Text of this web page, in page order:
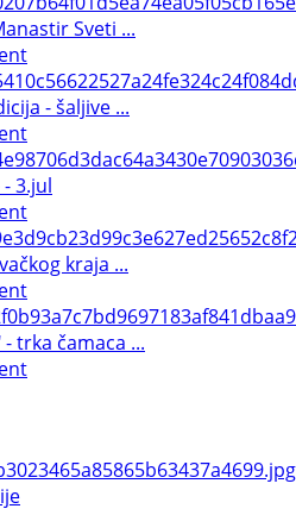
Sveti ...
- šaljive ...
3.jul
kraja ...
trka čamaca ...